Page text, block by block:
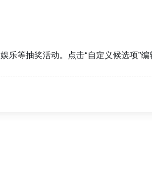
等抽奖活动。点击“自定义候选项”编